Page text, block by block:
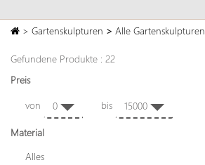
> Gartenskulpturen > Alle Gartenskulpturen
Gefundene Produkte : 22
Preis
von 0 bis 15000
Material
Alles